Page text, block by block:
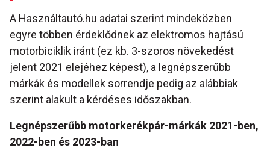
A Használtautó.hu adatai szerint mindeközben
egyre többen érdeklődnek az elektromos hajtású
motorbiciklik iránt (ez kb. 3-szoros növekedést
jelent 2021 elejéhez képest), a legnépszerűbb
márkák és modellek sorrendje pedig az alábbiak
szerint alakult a kérdéses időszakban.
Legnépszerűbb motorkerékpár-márkák 2021-ben,
2022-ben és 2023-ban